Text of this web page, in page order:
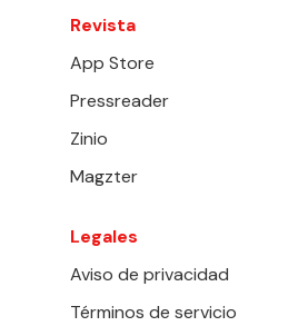
Revista
App Store
Pressreader
Zinio
Magzter
Legales
Aviso de privacidad
Términos de servicio